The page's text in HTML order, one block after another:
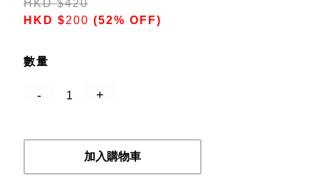
HKD$420
HKD$200 (52% OFF)
數量
加入購物車